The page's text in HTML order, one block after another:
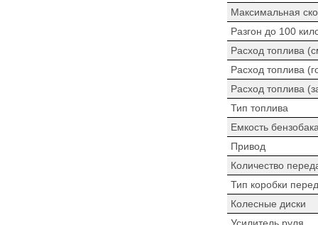
Максимальная
Разгон до 100
Расход топлива
Расход топлива
Расход топлива
Тип топлива
Емкость
Привод
Количество
Тип коробки
Колесные диски